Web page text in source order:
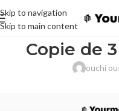
Skip to navigation
Skip to main content
Copie de
ouchi